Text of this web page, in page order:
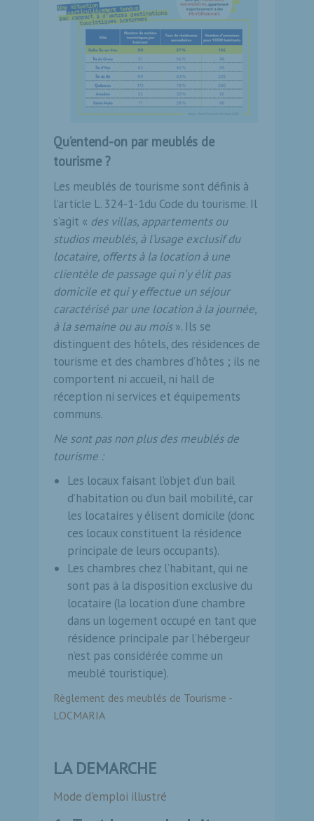
Qu’entend-on par meublés de
tourisme ?
Les meublés de tourisme sont définis à
l’article L. 324-1-1du Code du tourisme. Il
s’agit « des villas, appartements ou
studios meublés, à l’usage exclusif du
locataire, offerts à la location à une
clientèle de passage qui n’y élit pas
domicile et qui y effectue un séjour
caractérisé par une location à la journée,
à la semaine ou au mois». Ils se
distinguent des hôtels, des résidences de
tourisme et des chambres d’hôtes ; ils ne
comportent ni accueil, ni hall de
réception ni services et équipements
communs.
Ne sont pas non plus des meublés de
tourisme :
Les locaux faisant l’objet d’un bail
d’habitation ou d’un bail mobilité, car
les locataires y élisent domicile (donc
ces locaux constituent la résidence
principale de leurs occupants).
Les chambres chez l’habitant, qui ne
sont pas à la disposition exclusive du
locataire (la location d’une chambre
dans un logement occupé en tant que
résidence principale par l’hébergeur
n’est pas considérée comme un
meublé touristique).
Règlement des meublés de Tourisme -
LOCMARIA
LA DEMARCHE
Mode d'emploi illustré